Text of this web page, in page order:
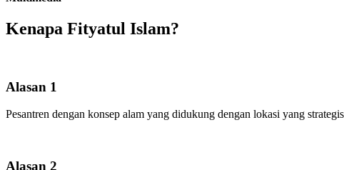
Kenapa Fityatul Islam?
Alasan 1
Pesantren dengan konsep alam yang didukung dengan lokasi yang
Alasan 2